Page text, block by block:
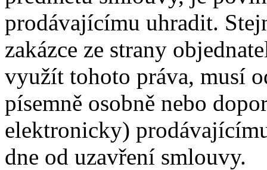
prodávajícímu uhradit.
zakázce ze strany
využít tohoto práva, musí
písemně osobně nebo
elektronicky)
dne od uzavření smlouvy.